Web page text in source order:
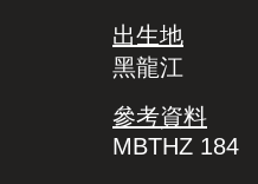
出生地
黑龍江
參考資料
MBTHZ 184